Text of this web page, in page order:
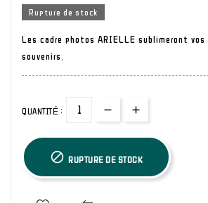
Rupture de stock
Les cadre photos ARIELLE sublimeront vos
souvenirs.
QUANTITÉ :
 RUPTURE DE STOCK